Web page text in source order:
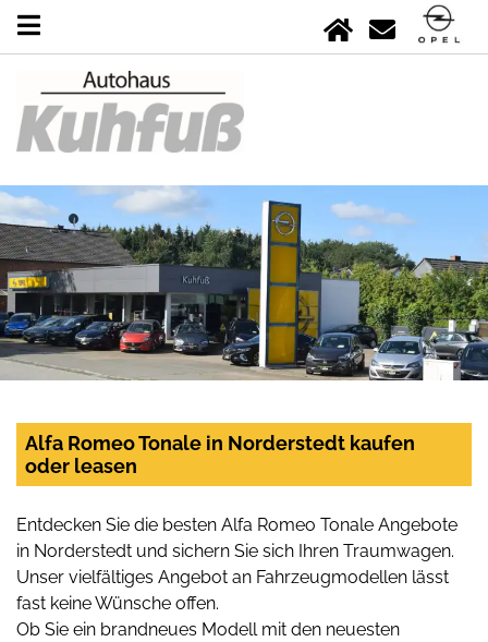
Alfa Romeo Tonale in Norderstedt kaufen
oder leasen
Entdecken Sie die besten Alfa Romeo Tonale Angebote
in Norderstedt und sichern Sie sich Ihren Traumwagen.
Unser vielfältiges Angebot an Fahrzeugmodellen lässt
fast keine Wünsche offen.
Ob Sie ein brandneues Modell mit den neuesten